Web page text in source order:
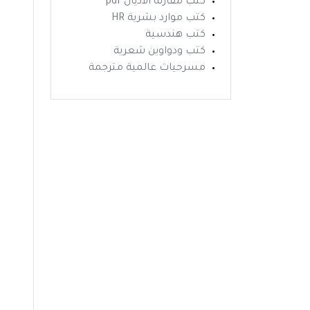
كتب موارد بشرية HR
كتب هندسية
كتب ودواوين شعرية
مسرحيات عالمية مترجمة